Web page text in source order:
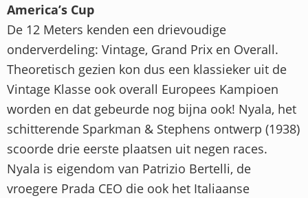
America’s Cup
De 12 Meters kenden een drievoudige
onderverdeling: Vintage, Grand Prix en Overall.
Theoretisch gezien kon dus een klassieker uit de
Vintage Klasse ook overall Europees Kampioen
worden en dat gebeurde nog bijna ook! Nyala, het
schitterende Sparkman & Stephens ontwerp (1938)
scoorde drie eerste plaatsen uit negen races.
Nyala is eigendom van Patrizio Bertelli, de
vroegere Prada CEO die ook het Italiaanse